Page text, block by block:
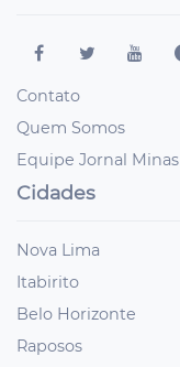
Contato
Quem Somos
Equipe Jornal Minas
Cidades
Nova Lima
Itabirito
Belo Horizonte
Raposos